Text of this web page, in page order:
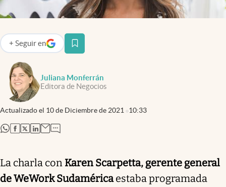
Argentina
Juliana Monferrán
Editora de Negocios
Actualizado el 10 de Diciembre de 2021 10:33
+ Seguir en
abre en nueva pestaña
abre en nueva pestaña
abre en nueva pestaña
abre en nueva pestaña
abre en nueva pestaña
La charla con Karen Scarpetta, gerente general
de WeWork Sudaméricaestaba programada